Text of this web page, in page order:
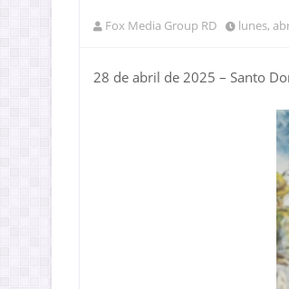
Fox Media Group RD lunes,
28 de abril de 2025 – Santo